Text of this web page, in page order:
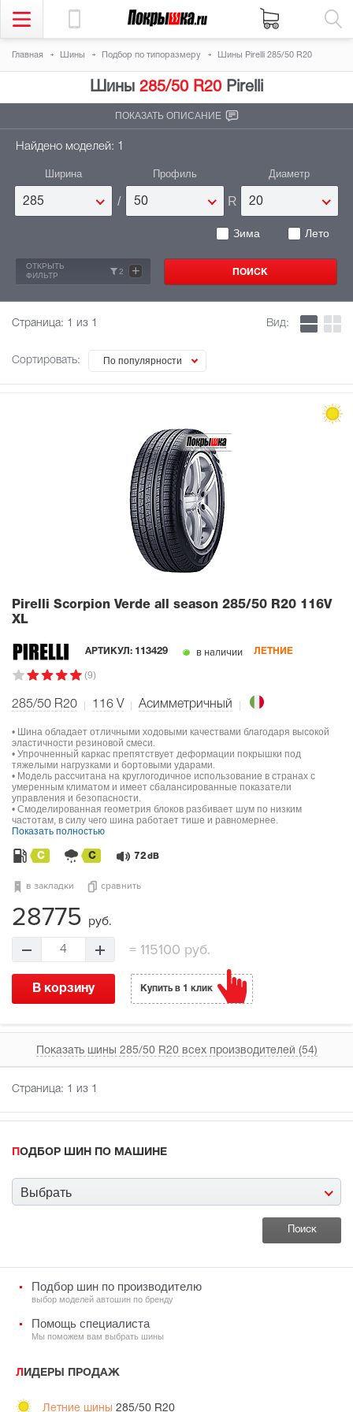
Главная Шины Подбор по типоразмеру Шины Pirelli 285/50 R20
Шины 285/50 R20 Pirelli
ПОКАЗАТЬ ОПИСАНИЕ
Найдено моделей: 1
Ширина
285 /
Профиль
50 R
Диаметр
20
Зима Лето
ОТКРЫТЬ
ФИЛЬТР
2 +
Страница: 1 из 1
Сортировать: По популярности
Вид:
Pirelli Scorpion Verde all season 285/50 R20 116V
XL
АРТИКУЛ: 113429 в наличии ЛЕТНИЕ
(9)
285/50 R20 116 V Асимметричный
• Шина обладает отличными ходовыми качествами благодаря высокой
эластичности резиновой смеси.
• Упрочненный каркас препятствует деформации покрышки под
тяжелыми нагрузками и бортовыми ударами.
• Модель рассчитана на круглогодичное использование в странах с
умеренным климатом и имеет сбалансированные показатели
управления и безопасности.
• Смоделированная геометрия блоков разбивает шум по низким
частотам, в силу чего шина работает тише и равномернее.
Показать полностью
C C 72 dB
в закладки сравнить
28775 руб.
4 = 115100 руб.
В корзину Купить в 1 клик
Показать шины 285/50 R20 всех производителей (54)
Страница: 1 из 1
ПОДБОР ШИН ПО МАШИНЕ
Выбрать
Подбор шин по производителю
выбор моделей автошин по бренду
Помощь специалиста
Мы поможем вам выбрать шины
ЛИДЕРЫ ПРОДАЖ
Летние шины 285/50 R20